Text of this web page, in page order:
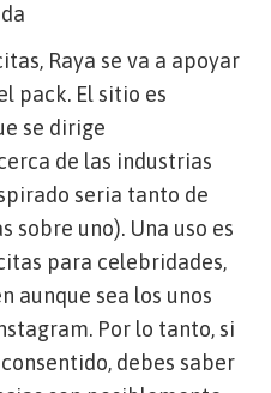
Raya se va a apoyar
pack. El sitio es
se dirige
de las industrias
seri­a tanto de
sobre uno). Una uso es
para celebridades,
aunque sea los unos
Por lo tanto, si
debes saber